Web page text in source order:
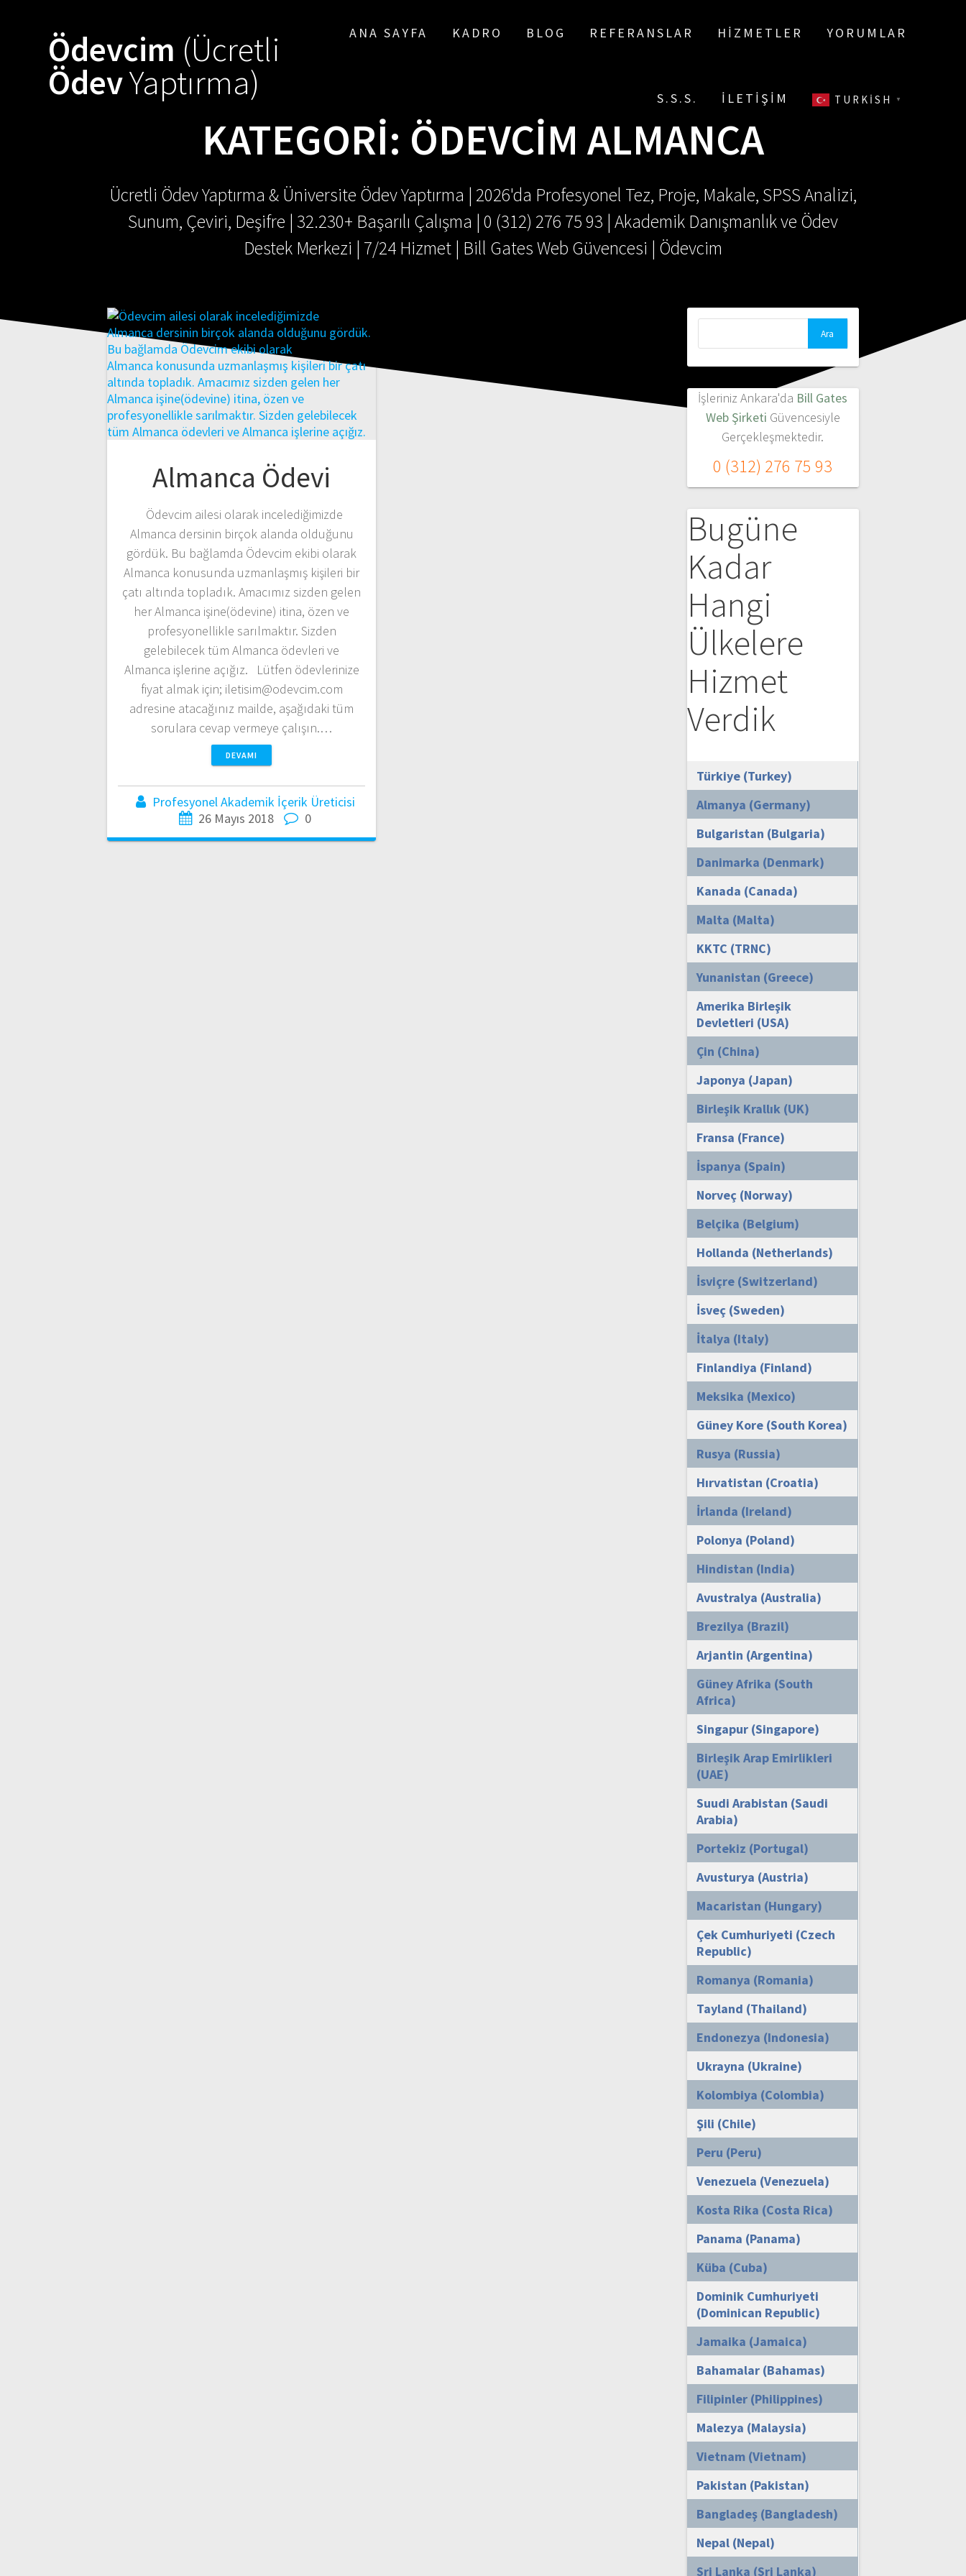
Ödevcim (Ücretli
ÖdevYaptırma)
ANA SAYFA KADRO BLOG REFERANSLAR HIZMETLER YORUMLAR
S.S.S. İLETIŞIM TURKISH ▼
KATEGORI: ÖDEVCIM ALMANCA
Ücretli Ödev Yaptırma & Üniversite Ödev Yaptırma | 2026'da Profesyonel Tez, Proje, Makale, SPSS Analizi,
Sunum, Çeviri, Deşifre | 32.230+ Başarılı Çalışma | 0 (312) 276 75 93 | Akademik Danışmanlık ve Ödev
Destek Merkezi | 7/24 Hizmet | Bill Gates Web Güvencesi | Ödevcim
Almanca Ödevi
Ödevcim ailesi olarak incelediğimizde
Almanca dersinin birçok alanda olduğunu
gördük. Bu bağlamda Ödevcim ekibi olarak
Almanca konusunda uzmanlaşmış kişileri bir
çatı altında topladık. Amacımız sizden gelen
her Almanca işine(ödevine) itina, özen ve
profesyonellikle sarılmaktır. Sizden
gelebilecek tüm Almanca ödevleri ve
Almanca işlerine açığız. Lütfen ödevlerinize
fiyat almak için; iletisim@odevcim.com
adresine atacağınız mailde, aşağıdaki tüm
sorulara cevap vermeye çalışın.…
DEVAMI
Profesyonel Akademik İçerik Üreticisi
26 Mayıs 2018
0
İşleriniz Ankara'da Bill Gates
Web Şirketi Güvencesiyle
Gerçekleşmektedir.
0 (312) 276 75 93
Bugüne
Kadar
Hangi
Ülkelere
Hizmet
Verdik
Türkiye (Turkey)
Almanya (Germany)
Bulgaristan (Bulgaria)
Danimarka (Denmark)
Kanada (Canada)
Malta (Malta)
KKTC (TRNC)
Yunanistan (Greece)
Amerika Birleşik
Devletleri (USA)
Çin (China)
Japonya (Japan)
Birleşik Krallık (UK)
Fransa (France)
İspanya (Spain)
Norveç (Norway)
Belçika (Belgium)
Hollanda (Netherlands)
İsviçre (Switzerland)
İsveç (Sweden)
İtalya (Italy)
Finlandiya (Finland)
Meksika (Mexico)
Güney Kore (South Korea)
Rusya (Russia)
Hırvatistan (Croatia)
İrlanda (Ireland)
Polonya (Poland)
Hindistan (India)
Avustralya (Australia)
Brezilya (Brazil)
Arjantin (Argentina)
Güney Afrika (South
Africa)
Singapur (Singapore)
Birleşik Arap Emirlikleri
(UAE)
Suudi Arabistan (Saudi
Arabia)
Portekiz (Portugal)
Avusturya (Austria)
Macaristan (Hungary)
Çek Cumhuriyeti (Czech
Republic)
Romanya (Romania)
Tayland (Thailand)
Endonezya (Indonesia)
Ukrayna (Ukraine)
Kolombiya (Colombia)
Şili (Chile)
Peru (Peru)
Venezuela (Venezuela)
Kosta Rika (Costa Rica)
Panama (Panama)
Küba (Cuba)
Dominik Cumhuriyeti
(Dominican Republic)
Jamaika (Jamaica)
Bahamalar (Bahamas)
Filipinler (Philippines)
Malezya (Malaysia)
Vietnam (Vietnam)
Pakistan (Pakistan)
Bangladeş (Bangladesh)
Nepal (Nepal)
Sri Lanka (Sri Lanka)